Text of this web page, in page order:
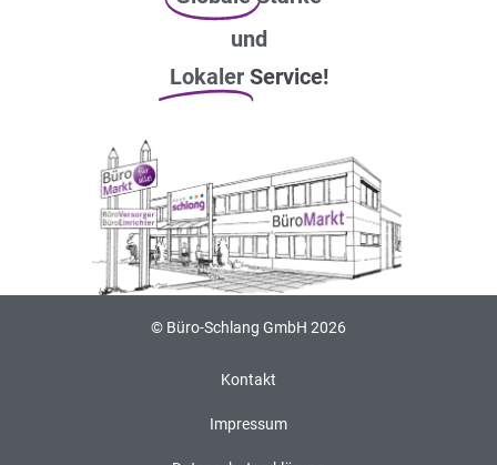
und
Lokaler Service!
© Büro-Schlang GmbH 2026
Kontakt
Impressum